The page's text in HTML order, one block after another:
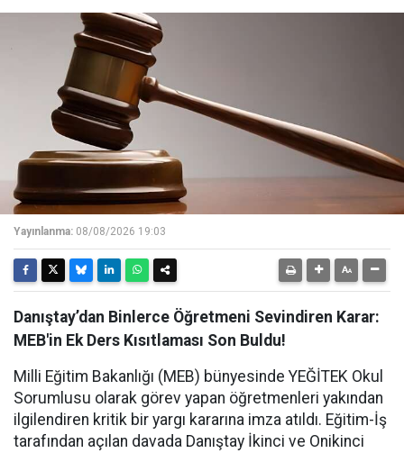
Yayınlanma: 08/08/2026 19:03
Danıştay’dan Binlerce Öğretmeni Sevindiren Karar:
MEB'in Ek Ders Kısıtlaması Son Buldu!
Milli Eğitim Bakanlığı (MEB) bünyesinde YEĞİTEK Okul
Sorumlusu olarak görev yapan öğretmenleri yakından
ilgilendiren kritik bir yargı kararına imza atıldı. Eğitim-İş
tarafından açılan davada Danıştay İkinci ve Onikinci